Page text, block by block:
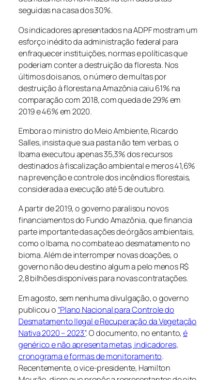
seguidas na casa dos 30%.
Os indicadores apresentados na ADPF mostram um
esforço inédito da administração federal para
enfraquecer instituições, normas e políticas que
poderiam conter a destruição da floresta. Nos
últimos dois anos, o número de multas por
destruição à floresta na Amazônia caiu 61% na
comparação com 2018, com queda de 29% em
2019 e 46% em 2020.
Embora o ministro do Meio Ambiente, Ricardo
Salles, insista que sua pasta não tem verbas, o
Ibama executou apenas 35,3% dos recursos
destinados à fiscalização ambiental e meros 41,6%
na prevenção e controle dos incêndios florestais,
considerada a execução até 5 de outubro.
A partir de 2019, o governo paralisou novos
financiamentos do Fundo Amazônia, que financia
parte importante das ações de órgãos ambientais,
como o Ibama, no combate ao desmatamento no
bioma. Além de interromper novas doações, o
governo não deu destino algum a pelo menos R$
2,8 bilhões disponíveis para novas contratações.
Em agosto, sem nenhuma divulgação, o governo
publicou o “Plano Nacional para Controle do
Desmatamento Ilegal e Recuperação da Vegetação
Nativa 2020 – 2023”. O documento, no entanto,é
genérico e não apresenta metas, indicadores,
cronograma e formas de monitoramento.
Recentemente, o vice-presidente, Hamilton